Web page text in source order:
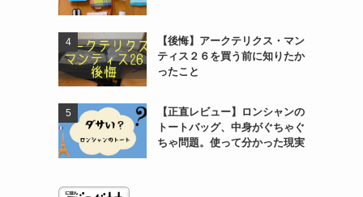
【後悔】アークテリクス・マン
ティス２６を買う前に知りたか
ったこと
【正直レビュー】ロンシャンの
トートバッグ、中身がぐちゃぐ
ちゃ問題。使って分かった現実